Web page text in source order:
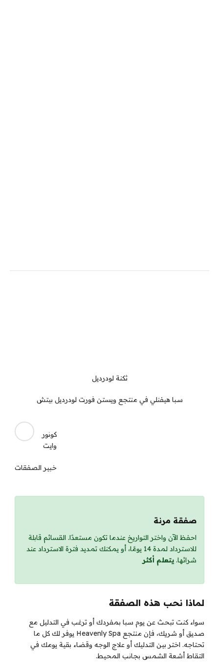
ثكنة لودرديل
سبا هيفنلي في منتجع ويستن فورت لودرديل بيتش
كونور
وايت
خبير الصفقات
صفقة مرنة
احفظ الآن واختر التواريخ عندما تكون مستعدًا. القسائم قابلة
للاسترداد لمدة 14 يومًا، أو يمكنك تمديد فترة الاسترداد عند
شرائها. يتعلم أكثر
لماذا نحب هذه الصفقة
سواء كنت تبحث عن يوم سبا بمفردك أو ترغب في التدليل مع
صديق أو شريك، فإن منتجع Heavenly Spa يوفر لك كل ما
تحتاجه. اختر بين التدليك أو علاج الوجه وقضاء بقية يومك في
التقاط أشعة الشمس بجانب المحيط.